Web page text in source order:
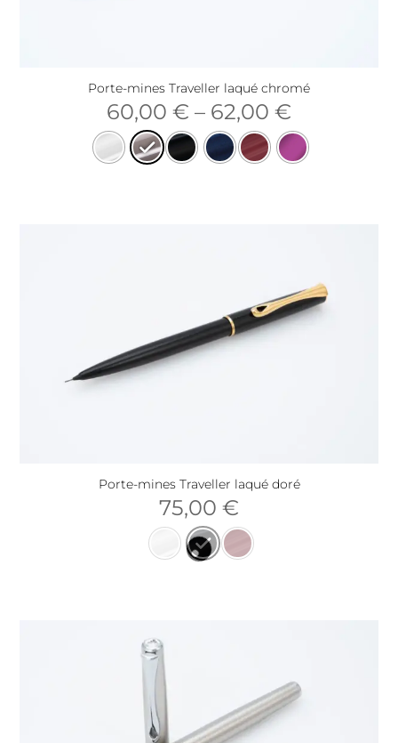
Porte-mines Traveller laqué chromé
60,00 € – 62,00 €
Porte-mines Traveller laqué doré
75,00 €